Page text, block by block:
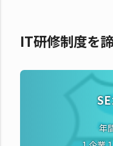
IT研修制度を
年